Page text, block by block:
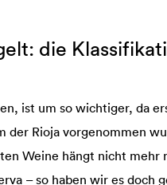
die
ist um so wichtiger, da
der Rioja vorgenommen
Weine hängt nicht mehr
– so haben wir es